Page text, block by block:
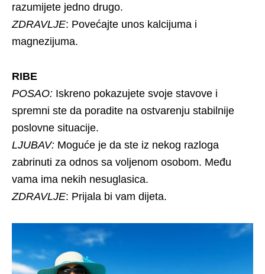
razumijete jedno drugo.
ZDRAVLJE: Povećajte unos kalcijuma i
magnezijuma.
RIBE
POSAO: Iskreno pokazujete svoje stavove i
spremni ste da poradite na ostvarenju stabilnije
poslovne situacije.
LJUBAV: Moguće je da ste iz nekog razloga
zabrinuti za odnos sa voljenom osobom. Među
vama ima nekih nesuglasica.
ZDRAVLJE: Prijala bi vam dijeta.